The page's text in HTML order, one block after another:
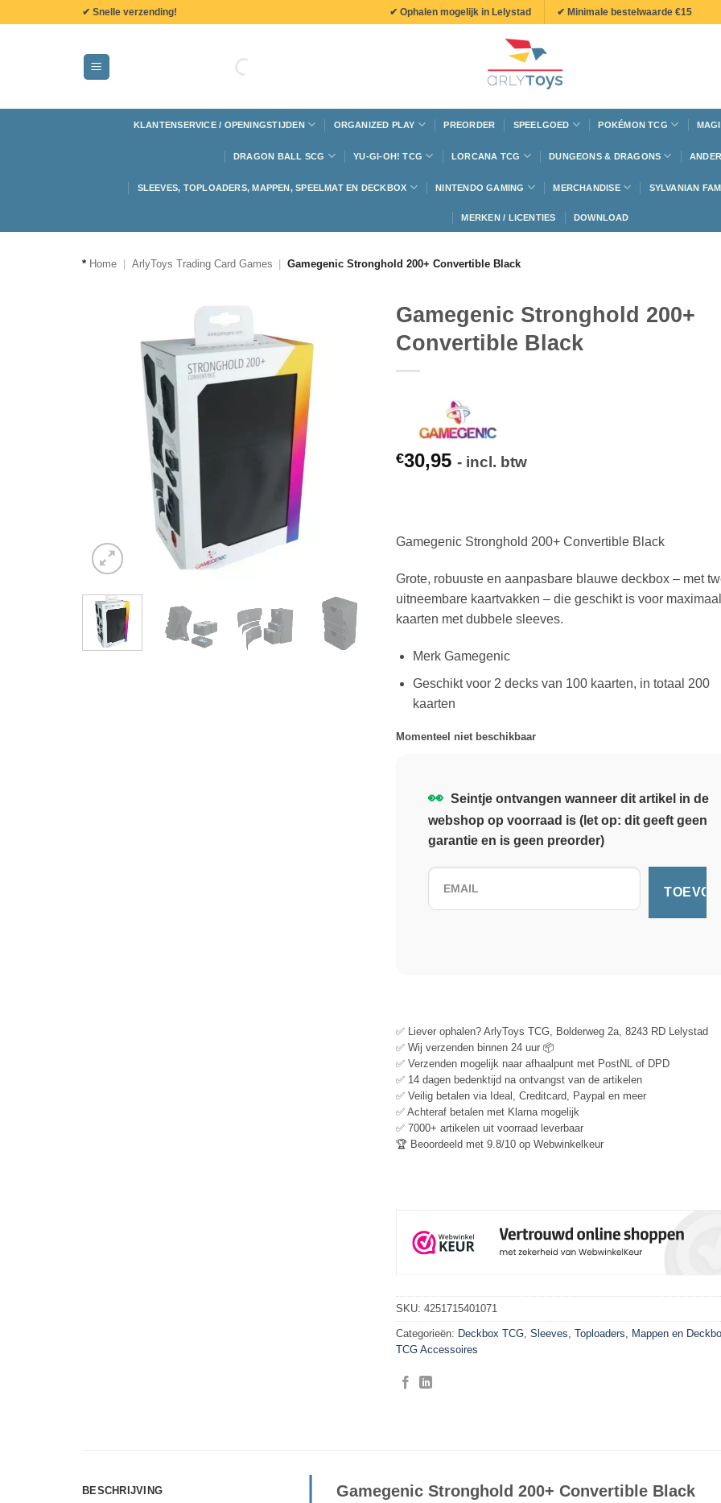
✔ Snelle verzending! ✔ Ophalen mogelijk in Lelystad ✔ Minimale bestelwaarde €15
KLANTENSERVICE / OPENINGSTIJDEN ORGANIZED PLAY PREORDER SPEELGOED POKÉMON TCG
DRAGON BALL SCG YU-GI-OH! TCG LORCANA TCG DUNGEONS & DRAGONS
SLEEVES, TOPLOADERS, MAPPEN, SPEELMAT EN DECKBOX NINTENDO GAMING MERCHANDISE SYLVANIAN
MERKEN / LICENTIES DOWNLOAD
* Home ArlyToys Trading Card Games Gamegenic Stronghold 200+ Convertible Black
Gamegenic Stronghold 200+
Convertible Black
€30,95 - incl. btw
Gamegenic Stronghold 200+ Convertible Black
Grote, robuuste en aanpasbare blauwe deckbox – met
uitneembare kaartvakken – die geschikt is voor
kaarten met dubbele sleeves.
Merk Gamegenic
Geschikt voor 2 decks van 100 kaarten, in totaal 200
kaarten
Momenteel niet beschikbaar
👀 Seintje ontvangen wanneer dit artikel in de
webshop op voorraad is (let op: dit geeft geen
garantie en is geen preorder)
✅ Liever ophalen? ArlyToys TCG, Bolderweg 2a, 8243 RD Lelystad
✅ Wij verzenden binnen 24 uur 📦
✅ Verzenden mogelijk naar afhaalpunt met PostNL of DPD
✅ 14 dagen bedenktijd na ontvangst van de artikelen
✅ Veilig betalen via Ideal, Creditcard, Paypal en meer
✅ Achteraf betalen met Klarna mogelijk
✅ 7000+ artikelen uit voorraad leverbaar
🏆 Beoordeeld met 9.8/10 op Webwinkelkeur
SKU: 4251715401071
Categorieën: Deckbox TCG Sleeves, Toploaders, Mappen en
TCG Accessoires
BESCHRIJVING Gamegenic Stronghold 200+ Convertible Black